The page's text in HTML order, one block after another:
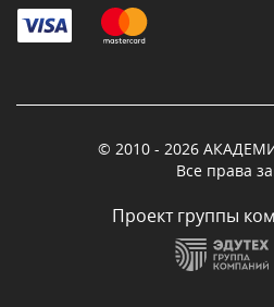
© 2010 - 2026
Все права
Проект группы